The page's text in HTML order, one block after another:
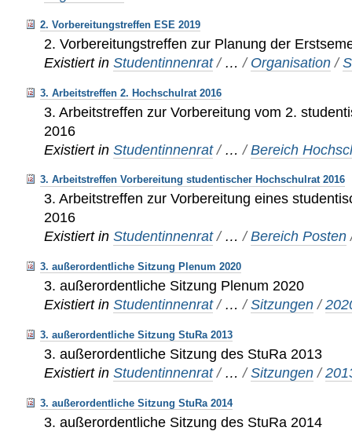
2. Vorbereitungstreffen ESE 2019
2. Vorbereitungstreffen zur Planung der
Existiert in Studentinnenrat / …/ Organisation /
3. Arbeitstreffen 2. Hochschulrat 2016
3. Arbeitstreffen zur Vorbereitung vom 2.
2016
Existiert in Studentinnenrat / …/Bereich
3. Arbeitstreffen Vorbereitung studentischer Hochschulrat 2016
3. Arbeitstreffen zur Vorbereitung eines
2016
Existiert in Studentinnenrat / …/Bereich Posten
3. außerordentliche Sitzung Plenum 2020
3. außerordentliche Sitzung Plenum 2020
Existiert in Studentinnenrat / …/Sitzungen /
3. außerordentliche Sitzung StuRa 2013
3. außerordentliche Sitzung des StuRa 2013
Existiert in Studentinnenrat / …/Sitzungen /
3. außerordentliche Sitzung StuRa 2014
3. außerordentliche Sitzung des StuRa 2014